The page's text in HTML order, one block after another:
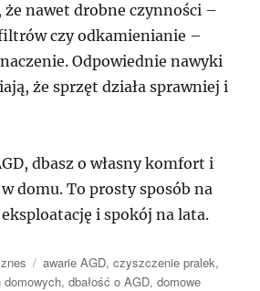
że nawet drobne czynności –
czy odkamienianie –
Odpowiednie nawyki
że sprzęt działa sprawniej i
dbasz o własny komfort i
domu. To prosty sposób na
i spokój na lata.
Tagi
awarie AGD,czyszczenie pralek,
,dbałość o AGD,domowe